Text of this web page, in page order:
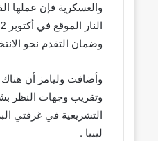
وضمان التقدم نحو
وأضافت وليامز أن
التشريعية في غرفتي
ليبيا .